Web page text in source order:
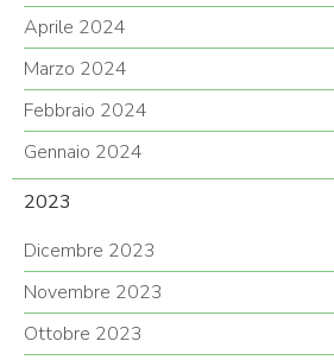
Aprile 2024
Marzo 2024
Febbraio 2024
Gennaio 2024
2023
Dicembre 2023
Novembre 2023
Ottobre 2023